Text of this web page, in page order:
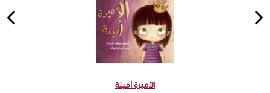
الأميرة أمينة